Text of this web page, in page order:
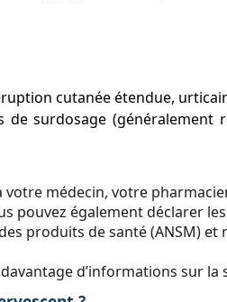
cutanée étendue,
de surdosage
votre médecin, votre
pouvez également déclarer
produits de santé (ANSM)
d’informations sur